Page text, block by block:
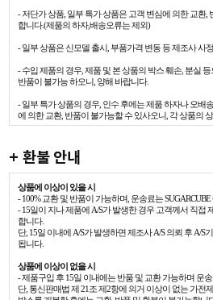
- 저단가 상품, 일부 특가 상품은 고객 변심에 의한 교환
합니다.(제품의 하자,배송오류는 제외)
- 일부 상품은 신모델 출시, 부품가격 변동 등 제조사 사
- 수입 제품의 경우, 제품 및 본 상품의 박스 훼손, 분실
반품이 불가능 하오니, 양해 바랍니다.
- 일부 특가 상품의 경우, 인수 후에는 제품 하자나 오배
에 의한 교환, 반품이 불가능할 수 있사오니, 각 상품의
+ 환불 안내
상품에 이상이 있을 시
- 100% 교환 및 반품이 가능하며, 운송료는
- 15일이 지나 제품에 A/S가 발생한 경우 고객께서 직접
합니다.
단, 15일 이내에 A/S가 발생하면 제조사 A/S 의뢰 후 A/S
됩니다.
상품에 이상이 없을 시
- 제품구입 후 15일 이내에는 반품 및 교환 가능하며 운
단, 통신판매법 제 21조 제2항에 의거 이상이 없는 가전